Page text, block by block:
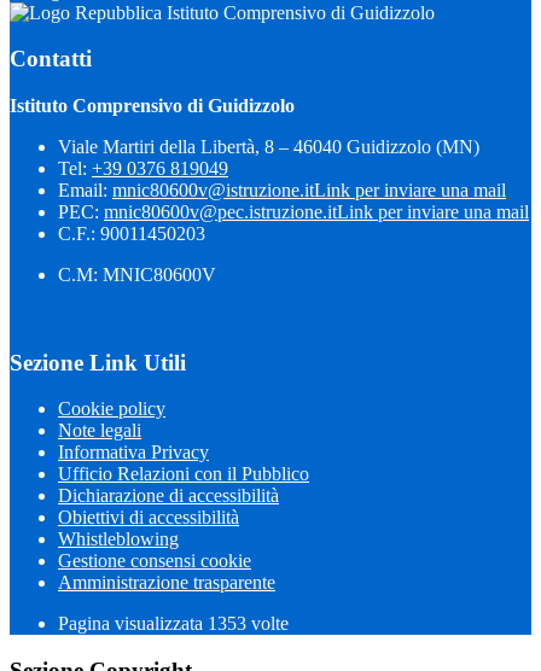
Istituto Comprensivo di Guidizzolo
Contatti
Istituto Comprensivo di Guidizzolo
Viale Martiri della Libertà, 8 – 46040 Guidizzolo (MN)
Tel: +39 0376 819049
Email: mnic80600v@istruzione.itLink per inviare una mail
PEC: mnic80600v@pec.istruzione.itLink per inviare una mail
C.F.: 90011450203
C.M: MNIC80600V
Sezione Link Utili
Cookie policy
Note legali
Informativa Privacy
Ufficio Relazioni con il Pubblico
Dichiarazione di accessibilità
Obiettivi di accessibilità
Whistleblowing
Gestione consensi cookie
Amministrazione trasparente
Pagina visualizzata 1353 volte